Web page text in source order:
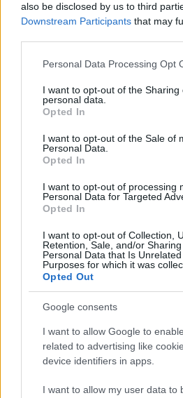
also be disclosed by us to third
Downstream Participants that may
Please note that this website/app
not limited to your visit or usage
grant or deny consent to Google
use your data for below specified
consent section.
Personal Data Processing Opt
I want to opt-out of the Sharing
personal data.
Opted In
I want to opt-out of the Sale of
Personal Data.
Opted In
I want to opt-out of processing
Personal Data for Targeted
Opted In
I want to opt-out of Collection,
Retention, Sale, and/or
Personal Data that Is
Purposes for which it was
Opted Out
Google consents
I want to allow Google to
related to advertising like
device identifiers in apps.
I want to allow my user data to
Dove la montagna incontra il
Cervino CineMountain
MILANOCORTINA26 (I LUOGHI)
Fondazione Milano Cortina:
sostegno pubblico
Marco Tessari · 5 Ago 2026